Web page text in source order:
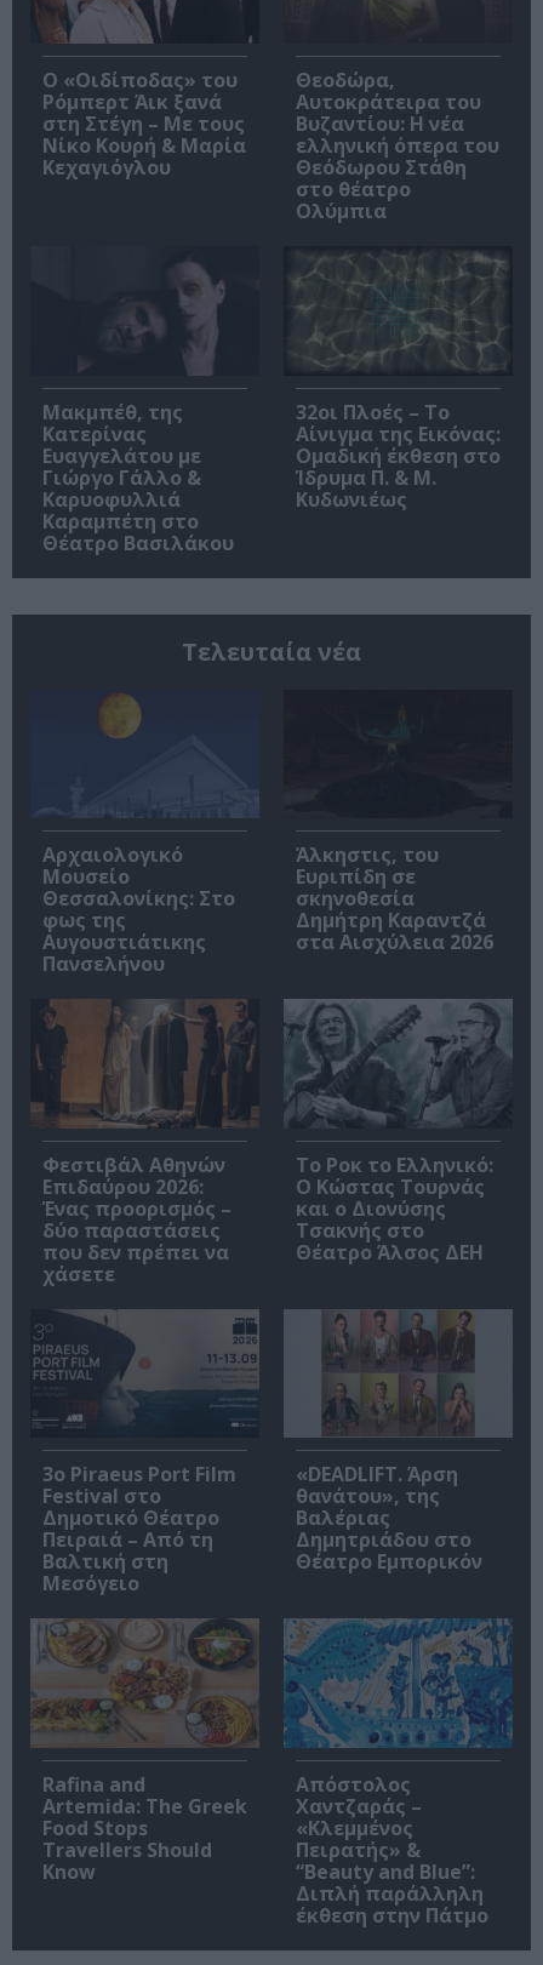
O «Οιδίποδας» του
Ρόμπερτ Άικ ξανά
στη Στέγη – Με τους
Νίκο Κουρή & Μαρία
Κεχαγιόγλου
Θεοδώρα,
Αυτοκράτειρα του
Βυζαντίου: Η νέα
ελληνική όπερα του
Θεόδωρου Στάθη
στο θέατρο
Ολύμπια
Μακμπέθ, της
Κατερίνας
Ευαγγελάτου με
Γιώργο Γάλλο &
Καρυοφυλλιά
Καραμπέτη στο
Θέατρο Βασιλάκου
32οι Πλοές – Το
Αίνιγμα της Εικόνας:
Ομαδική έκθεση στο
Ίδρυμα Π. & Μ.
Κυδωνιέως
Τελευταία νέα
Αρχαιολογικό
Μουσείο
Θεσσαλονίκης: Στο
φως της
Αυγουστιάτικης
Πανσελήνου
Άλκηστις, του
Ευριπίδη σε
σκηνοθεσία
Δημήτρη Καραντζά
στα Αισχύλεια 2026
Φεστιβάλ Αθηνών
Επιδαύρου 2026:
Ένας προορισμός –
δύο παραστάσεις
που δεν πρέπει να
χάσετε
Το Ροκ το Ελληνικό:
Ο Κώστας Τουρνάς
και ο Διονύσης
Τσακνής στο
Θέατρο Άλσος ΔΕΗ
3o Piraeus Port Film
Festival στο
Δημοτικό Θέατρο
Πειραιά – Από τη
Βαλτική στη
Μεσόγειο
«DEADLIFT. Άρση
θανάτου», της
Βαλέριας
Δημητριάδου στο
Θέατρο Εμπορικόν
Rafina and
Artemida: The Greek
Food Stops
Travellers Should
Know
Απόστολος
Χαντζαράς –
«Κλεμμένος
Πειρατής» &
“Beauty and Blue”:
Διπλή παράλληλη
έκθεση στην Πάτμο